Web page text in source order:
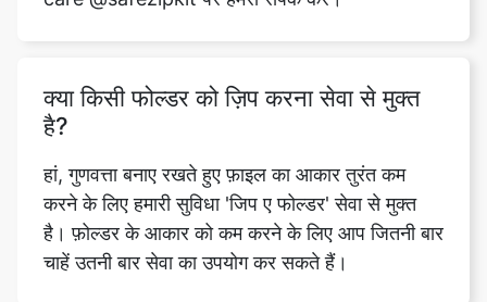
क्या किसी फोल्डर को ज़िप करना सेवा से मुक्त
हां, गुणवत्ता बनाए रखते हुए फ़ाइल का आकार तुरंत कम
करने के लिए हमारी सुविधा 'जिप ए फोल्डर' सेवा से मुक्त
चाहें उतनी बार सेवा का उपयोग कर सकते हैं।
प्लेटफ़ॉर्म पर उपलब्ध विभिन्न संपीड़न प्रारूप